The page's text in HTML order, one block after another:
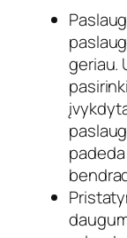
geriau.